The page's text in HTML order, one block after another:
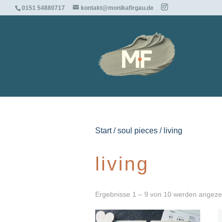
0151 54880717 kontakt@monikafirgau.de
Start/soul pieces / living
living
Ergebnisse 1 – 9 von 10 werden